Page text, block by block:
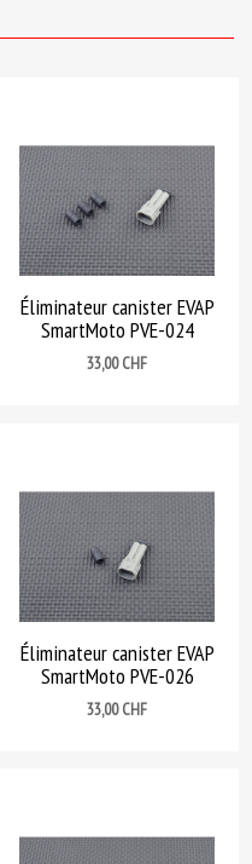
Éliminateur canister EVAP
SmartMoto PVE-024
Prix
33,00 CHF
Éliminateur canister EVAP
SmartMoto PVE-026
Prix
33,00 CHF